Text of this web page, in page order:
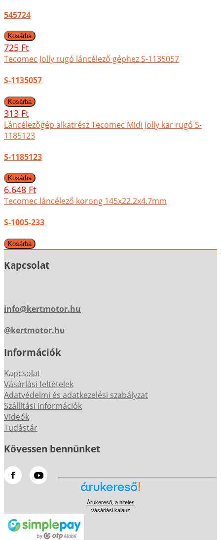
545724
725 Ft
Tecomec Jolly rugó láncélező géphez S-1135057
S-1135057
313 Ft
Láncélezőgép alkatrész Tecomec Midi Jolly kar rugó S-
1185123
S-1185123
6.648 Ft
Tecomec láncélező korong 145x22.2x4.7mm
S-1005-233
Kapcsolat
info@kertmotor.hu
@kertmotor.hu
Információk
Kapcsolat
Vásárlási feltételek
Adatvédelmi és adatkezelési szabályzat
Szállítási információk
Videók
Tudástár
Kövessen bennünket
Árukereső, a hiteles
vásárlási kalauz